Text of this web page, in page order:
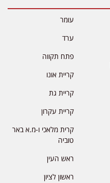
עומר
ערד
פתח תקווה
קריית אונו
קריית גת
קריית עקרון
קרית מלאכי ו-מ.א באר
טוביה
ראש העין
ראשון לציון